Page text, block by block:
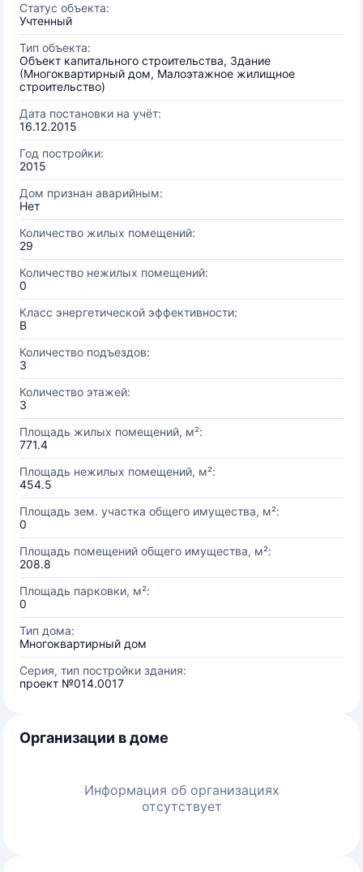
Статус объекта:
Учтенный
Тип объекта:
Объект капитального строительства, Здание
(Многоквартирный дом, Малоэтажное жилищное
строительство)
Дата постановки на учёт:
16.12.2015
Год постройки:
2015
Дом признан аварийным:
Нет
Количество жилых помещений:
29
Количество нежилых помещений:
0
Класс энергетической эффективности:
B
Количество подъездов:
3
Количество этажей:
3
Площадь жилых помещений, м²:
771.4
Площадь нежилых помещений, м²:
454.5
Площадь зем. участка общего имущества, м²:
0
Площадь помещений общего имущества, м²:
208.8
Площадь парковки, м²:
0
Тип дома:
Многоквартирный дом
Серия, тип постройки здания:
проект №014.0017
Организации в доме
Информация об организациях
отсутствует